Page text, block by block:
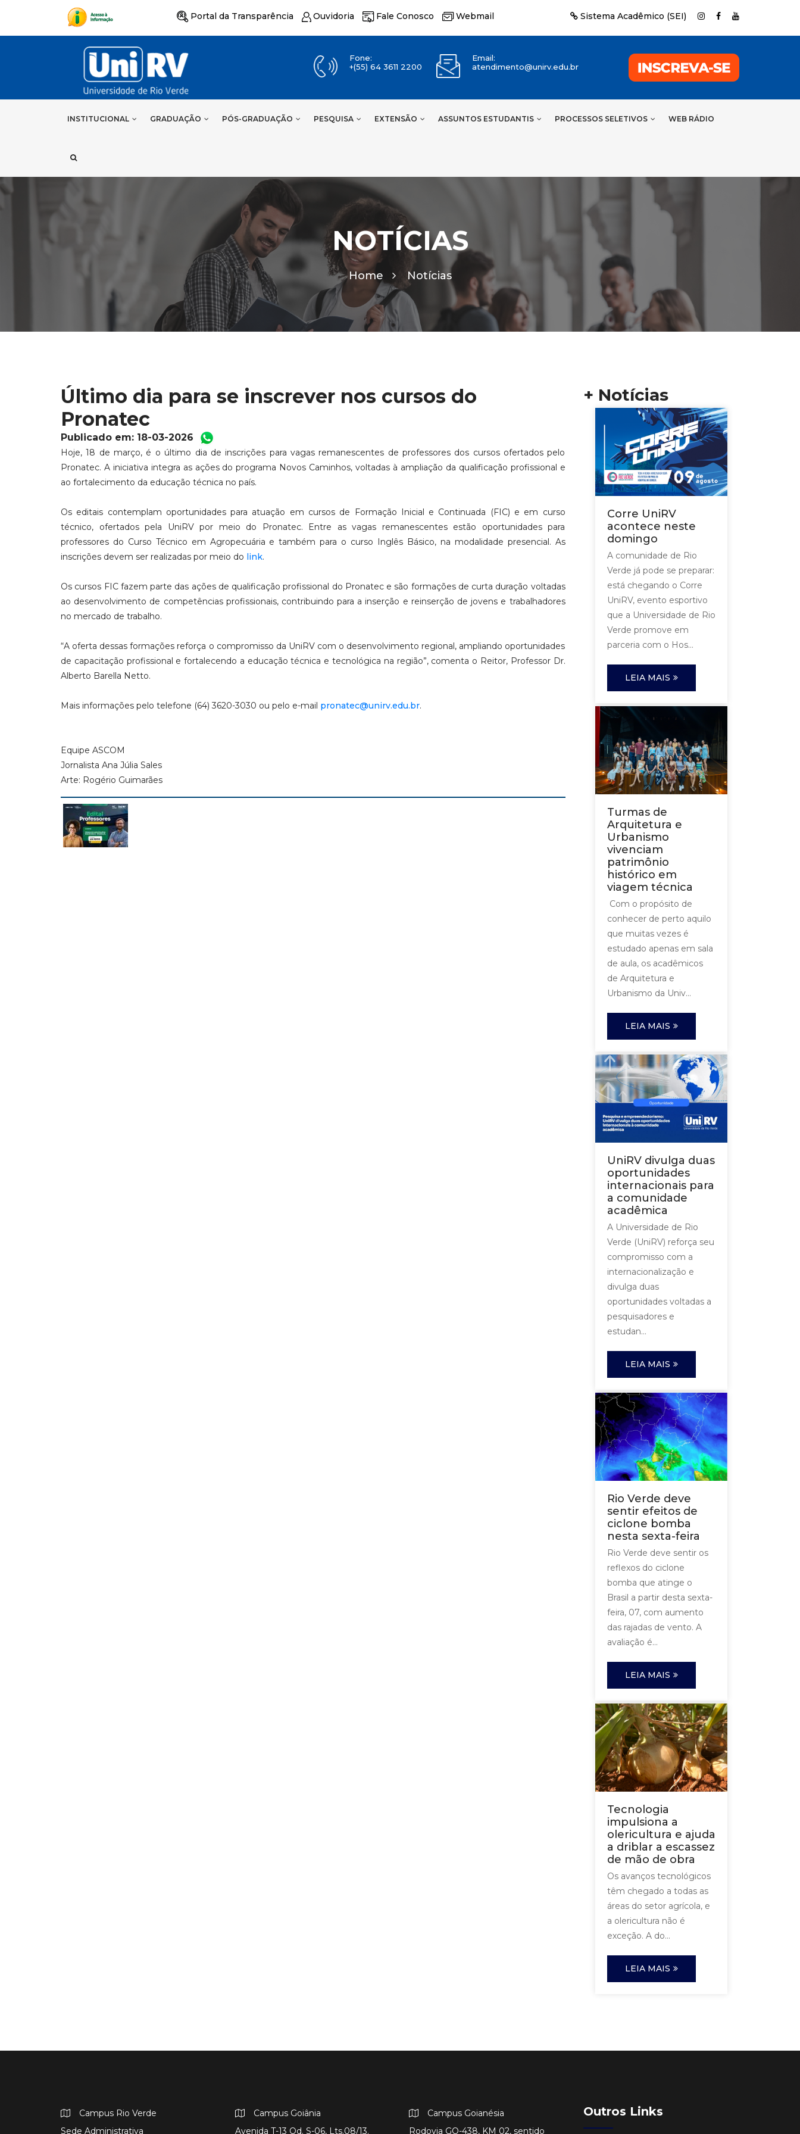
Portal da Transparência Ouvidoria Fale Conosco Webmail Sistema Acadêmico (SEI)
Fone:
+(55) 64 3611 2200
Email:
atendimento@unirv.edu.br
INSTITUCIONAL GRADUAÇÃO PÓS-GRADUAÇÃO PESQUISA EXTENSÃO ASSUNTOS ESTUDANTIS PROCESSOS SELETIVOS WEB RÁDIO
NOTÍCIAS
Home Notícias
Último dia para se inscrever nos cursos do
Pronatec
Publicado em: 18-03-2026
Hoje, 18 de março, é o último dia de inscrições para vagas remanescentes de professores dos cursos ofertados pelo
Pronatec. A iniciativa integra as ações do programa Novos Caminhos, voltadas à ampliação da qualificação profissional e
ao fortalecimento da educação técnica no país.
Os editais contemplam oportunidades para atuação em cursos de Formação Inicial e Continuada (FIC) e em curso
técnico, ofertados pela UniRV por meio do Pronatec. Entre as vagas remanescentes estão oportunidades para
professores do Curso Técnico em Agropecuária e também para o curso Inglês Básico, na modalidade presencial. As
inscrições devem ser realizadas por meio do link.
Os cursos FIC fazem parte das ações de qualificação profissional do Pronatec e são formações de curta duração voltadas
ao desenvolvimento de competências profissionais, contribuindo para a inserção e reinserção de jovens e trabalhadores
no mercado de trabalho.
“A oferta dessas formações reforça o compromisso da UniRV com o desenvolvimento regional, ampliando oportunidades
de capacitação profissional e fortalecendo a educação técnica e tecnológica na região”, comenta o Reitor, Professor Dr.
Alberto Barella Netto.
Mais informações pelo telefone (64) 3620-3030 ou pelo e-mail pronatec@unirv.edu.br.
Equipe ASCOM
Jornalista Ana Júlia Sales
Arte: Rogério Guimarães
+ Notícias
Corre UniRV
acontece neste
domingo
A comunidade de Rio
Verde já pode se preparar:
está chegando o Corre
UniRV, evento esportivo
que a Universidade de Rio
Verde promove em
parceria com o Hos...
LEIA MAIS
Turmas de
Arquitetura e
Urbanismo
vivenciam
patrimônio
histórico em
viagem técnica
Com o propósito de
conhecer de perto aquilo
que muitas vezes é
estudado apenas em sala
de aula, os acadêmicos
de Arquitetura e
Urbanismo da Univ...
LEIA MAIS
UniRV divulga duas
oportunidades
internacionais para
a comunidade
acadêmica
A Universidade de Rio
Verde (UniRV) reforça seu
compromisso com a
internacionalização e
divulga duas
oportunidades voltadas a
pesquisadores e
estudan...
LEIA MAIS
Rio Verde deve
sentir efeitos de
ciclone bomba
nesta sexta-feira
Rio Verde deve sentir os
reflexos do ciclone
bomba que atinge o
Brasil a partir desta sexta-
feira, 07, com aumento
das rajadas de vento. A
avaliação é...
LEIA MAIS
Tecnologia
impulsiona a
olericultura e ajuda
a driblar a escassez
de mão de obra
Os avanços tecnológicos
têm chegado a todas as
áreas do setor agrícola, e
a olericultura não é
exceção. A do...
LEIA MAIS
Campus Rio Verde
Sede Administrativa
Campus Goiânia
Avenida T-13 Qd. S-06, Lts.08/13.
Campus Goianésia
Rodovia GO-438, KM 02, sentido
Outros Links